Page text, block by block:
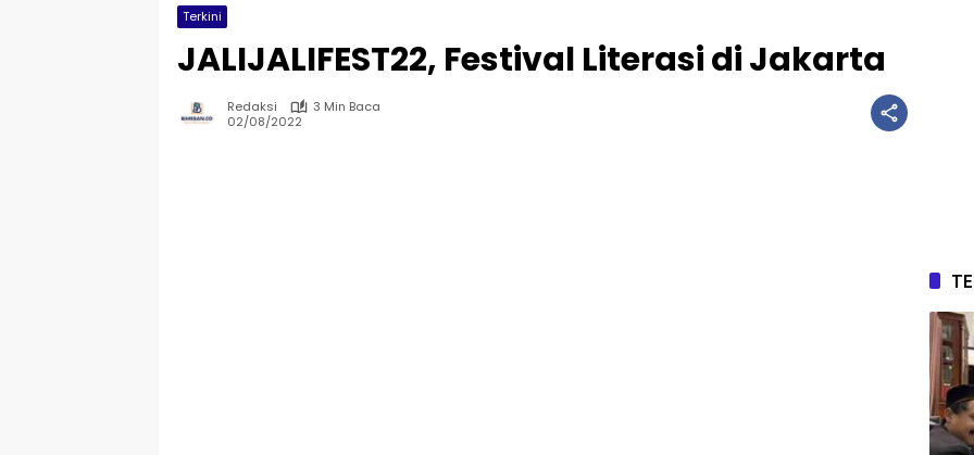
Terkini
JALIJALIFEST22, Festival Literasi di Jakarta
Redaksi
3 Min Baca
02/08/2022